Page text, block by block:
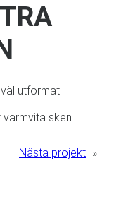
utformat
sken.
Nästa projekt »